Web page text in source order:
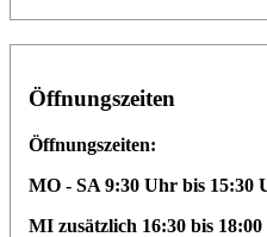
Öffnungszeiten
Öffnungszeiten:
MO - SA 9:30 Uhr bis 15:30
MI zusätzlich 16:30 bis